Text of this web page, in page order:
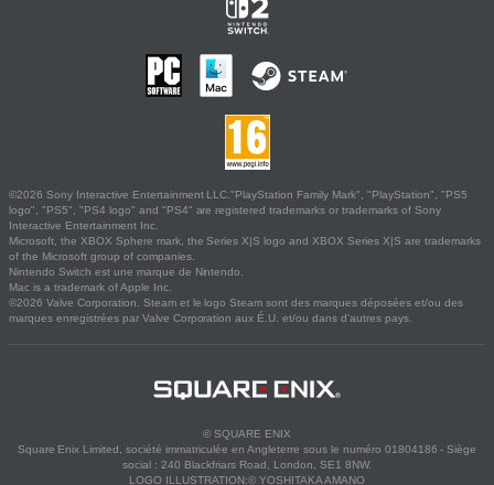
©2026 Sony Interactive Entertainment LLC."PlayStation Family Mark", "PlayStation", "PS5
logo", "PS5", "PS4 logo" and "PS4" are registered trademarks or trademarks of Sony
Interactive Entertainment Inc.
Microsoft, the XBOX Sphere mark, the Series X|S logo and XBOX Series X|S are trademarks
of the Microsoft group of companies.
Nintendo Switch est une marque de Nintendo.
Mac is a trademark of Apple Inc.
©2026 Valve Corporation. Steam et le logo Steam sont des marques déposées et/ou des
marques enregistrées par Valve Corporation aux É.U. et/ou dans d'autres pays.
© SQUARE ENIX
Square Enix Limited, société immatriculée en Angleterre sous le numéro 01804186 - Siège
social : 240 Blackfriars Road, London, SE1 8NW.
LOGO ILLUSTRATION:© YOSHITAKA AMANO